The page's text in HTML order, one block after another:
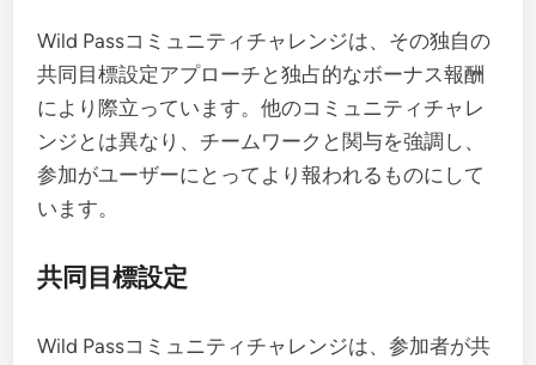
Wild Passコミュニティチャレンジは、その独自の
共同目標設定アプローチと独占的なボーナス報酬
により際立っています。他のコミュニティチャレ
ンジとは異なり、チームワークと関与を強調し、
参加がユーザーにとってより報われるものにして
います。
共同目標設定
Wild Passコミュニティチャレンジは、参加者が共